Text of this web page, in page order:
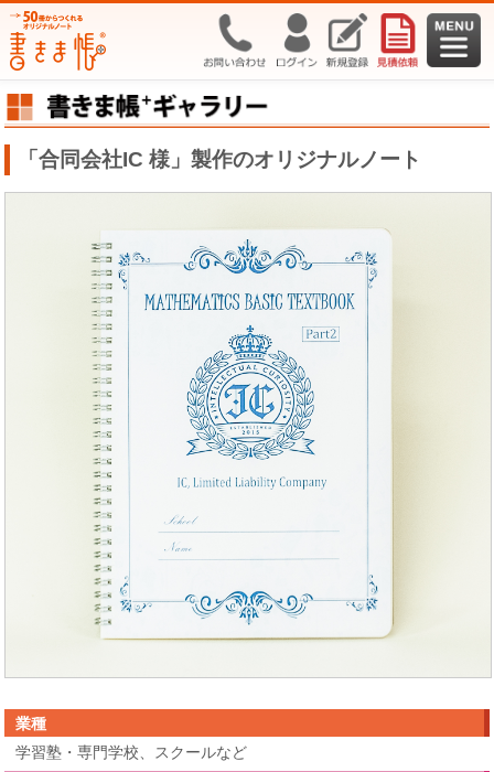
「合同会社IC 様」製作のオリジナルノート
業種
学習塾・専門学校、スクールなど